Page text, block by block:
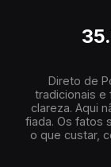
Direto de
tradicionais e
clareza. Aqui
fiada. Os fatos
o que custar,